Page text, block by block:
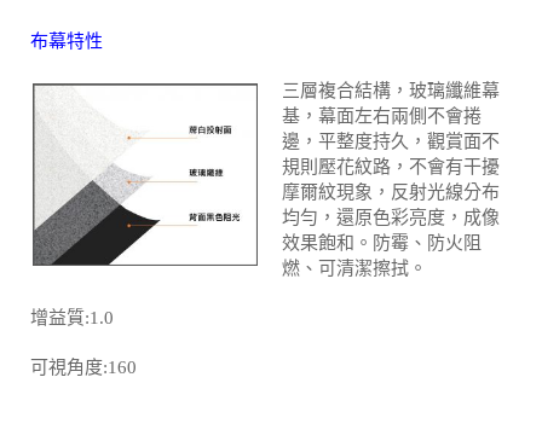
布幕特性
三層複合結構，玻璃纖維幕
基，幕面左右兩側不會捲
邊，平整度持久，觀賞面不
規則壓花紋路，不會有干擾
摩爾紋現象，反射光線分布
均勻，還原色彩亮度，成像
效果飽和。防霉、防火阻
燃、可清潔擦拭。
增益質:1.0
可視角度:160